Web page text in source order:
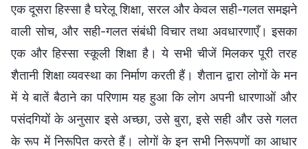
एक दूसरा हिस्सा है घरेलू शिक्षा, सरल और केवल सही-गलत समझने
वाली सोच, और सही-गलत संबंधी विचार तथा अवधारणाएँ। इसका
एक और हिस्सा स्कूली शिक्षा है। ये सभी चीजें मिलकर पूरी तरह
शैतानी शिक्षा व्यवस्था का निर्माण करती हैं। शैतान द्वारा लोगों के मन
में ये बातें बैठाने का परिणाम यह हुआ कि लोग अपनी धारणाओं और
पसंदगियों के अनुसार इसे अच्छा, उसे बुरा, इसे सही और उसे गलत
के रूप में निरूपित करते हैं। लोगों के इन सभी निरूपणों का आधार